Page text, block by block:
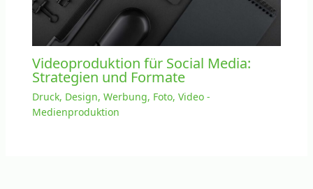
Videoproduktion für Social Media:
Strategien und Formate
Druck, Design, Werbung, Foto, Video -
Medienproduktion